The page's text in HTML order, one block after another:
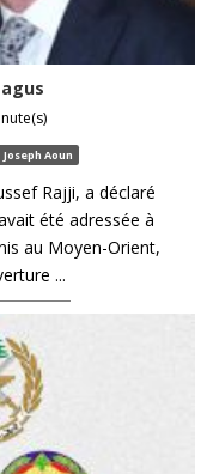
Joseph Aoun
Rajji, a déclaré
été adressée à
au Moyen-Orient,
...